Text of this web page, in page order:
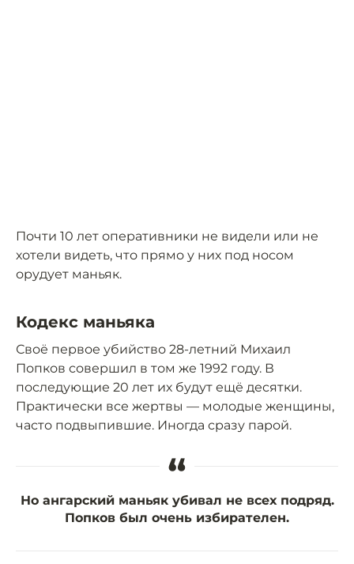
Почти 10 лет оперативники не видели или не
хотели видеть, что прямо у них под носом
орудует маньяк.
Кодекс маньяка
Своё первое убийство 28-летний Михаил
Попков совершил в том же 1992 году. В
последующие 20 лет их будут ещё десятки.
Практически все жертвы — молодые женщины,
часто подвыпившие. Иногда сразу парой.
“
Но ангарский маньяк убивал не всех подряд.
Попков был очень избирателен.